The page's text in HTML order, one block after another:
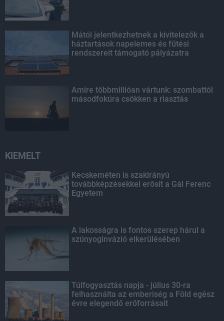
Mától jelentkezhetnek a kivitelezők a
háztartások napelemes és fűtési
rendszereit támogató pályázatra
Amire többmillióan vártunk: szombattól
másodfokúra csökken a riasztás
KIEMELT
Kecskeméten is szakirányú
továbbképzésekkel erősít a Gál Ferenc
Egyetem
A lakosságra is fontos szerep hárul a
szúnyoginvázió elkerülésében
Túlfogyasztás napja - július 30-ra
felhasználta az emberiség a Föld egész
évre elegendő erőforrásait